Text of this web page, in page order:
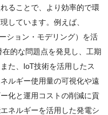
ることで、より効率的で環
しています。例えば、
ション・モデリング）を活
的な問題点を発見し、工期
た、IoT技術を活用したス
ルギー使用量の可視化や遠
化と運用コストの削減に貢
ネルギーを活用した発電シ